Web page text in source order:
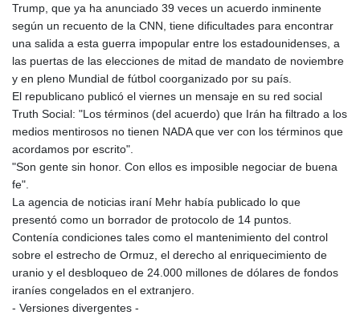
MVR 17.862733
MWK 1998.775164
MXN 19.811945
MYR 4.728715
MZN 73.882892
NAD 18.726567
NGN 1577.963717
NIO 42.419473
NPR 175.501819
OMR 0.442445
PAB 1.152686
PEN 3.903651
PGK 5.093937
PHP 70.183258
PKR 320.014324
Trump, que ya ha anunciado 39 veces un acuerdo inminente
según un recuento de la CNN, tiene dificultades para encontrar
una salida a esta guerra impopular entre los estadounidenses, a
las puertas de las elecciones de mitad de mandato de noviembre
y en pleno Mundial de fútbol coorganizado por su país.
El republicano publicó el viernes un mensaje en su red social
Truth Social: "Los términos (del acuerdo) que Irán ha filtrado a los
medios mentirosos no tienen NADA que ver con los términos que
acordamos por escrito".
"Son gente sin honor. Con ellos es imposible negociar de buena
fe".
La agencia de noticias iraní Mehr había publicado lo que
presentó como un borrador de protocolo de 14 puntos.
Contenía condiciones tales como el mantenimiento del control
sobre el estrecho de Ormuz, el derecho al enriquecimiento de
uranio y el desbloqueo de 24.000 millones de dólares de fondos
iraníes congelados en el extranjero.
- Versiones divergentes -